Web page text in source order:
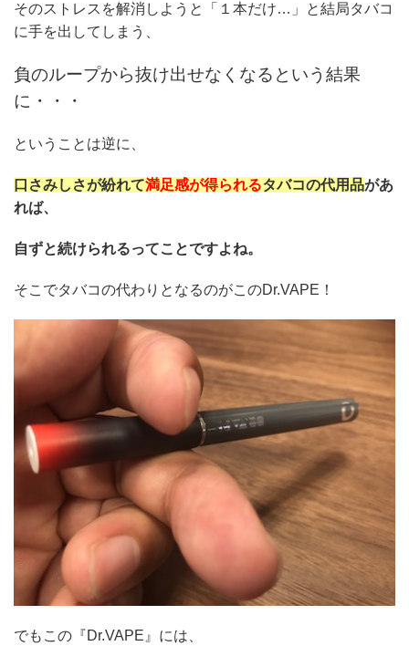
そのストレスを解消しようと「１本だけ…」と結局タバコ
に手を出してしまう、
負のループから抜け出せなくなるという結果
に・・・
ということは逆に、
口さみしさが紛れて満足感が得られるタバコの代用品があ
れば、
自ずと続けられるってことですよね。
そこでタバコの代わりとなるのがこのDr.VAPE！
でもこの『Dr.VAPE』には、